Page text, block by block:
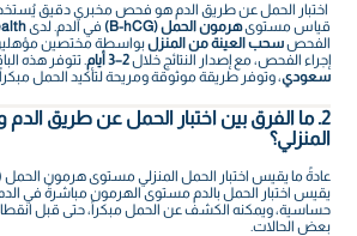
اختبار الحمل عن طريق الدم هو فحص مخبري دقيق
قياس مستوىهرمون الحمل (B-hCG) في الدم. لدى
الفحصسحب العينة من المنزلبواسطة مختصين
إجراء الفحص، مع إصدار النتائج خلال2–3 أيام . تتوفر هذه
سعودي، وتوفر طريقة موثوقة ومريحة لتأكيد الحمل
2. ما الفرق بين اختبار الحمل عن طريق الدم
المنزلي؟
يقيس اختبار الحمل بالدم مستوى الهرمون مباشرةً في الدم.
حساسية، ويمكنه الكشف عن الحمل مبكراً، حتى قبل
بعض الحالات.